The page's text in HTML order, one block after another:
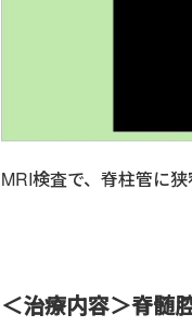
MRI検査で、脊柱管に狭
＜治療内容＞脊髄